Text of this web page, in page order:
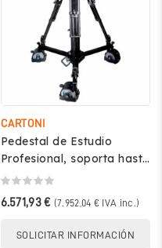
CARTONI
Pedestal de Estudio
Profesional, soporta hasta
40Kg - Cartoni P40 HP
6.571,93 € (7.952,04 € IVA inc.)
SOLICITAR INFORMACIÓN